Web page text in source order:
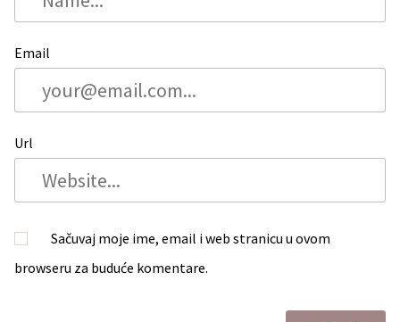
Email
Url
Sačuvaj moje ime, email i web stranicu u ovom
browseru za buduće komentare.